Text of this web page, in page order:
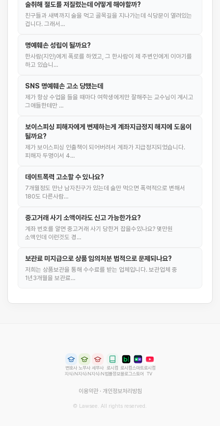
술취해 절도를 저질렀는데 어떻게 해야할까?
친구들과 새벽까지 술을 먹고 골목길을 지나가는데 식당문이 열려있는
겁니다. 그래서…
명예훼손 성립이 될까요?
한사람(지인)에게 폭로를 하였고, 그 한사람이 제 주변인에게 이야기를
하고 있습니…
SNS 명예훼손 고소 당했는데
제가 항상 수업을 들을 때마다 여학생에게만 잘해주는 교수님이 계시고
그애들한테만 …
보이스피싱 피해자에게 변제하는게 계좌지급정지 해지에 도움이
될까요?
제가 보이스피싱 인출책이 되어버려서 계좌가 지급정지되었습니다.
피해자 두명이서 4…
데이트폭력 고소할 수 있나요?
7개월정도 만난 남자친구가 있는데 술만 먹으면 폭력적으로 변해서
180도 다른사람…
중고거래 사기 소액이라도 신고 가능한가요?
계좌 번호를 알면 중고거래 사기 당한거 잡을수있나요? 몇만원
소액인데 이런것도 경…
보관료 미지급으로 상품 임의처분 법적으로 문제되나요?
저희는 상품보관을 통해 수수료를 받는 업체입니다. 보관업체 중
1년3개월을 보관료…
변호사
지식iN
노무사
지식iN
세무사
지식iN
로시컴
법률정보
로시컴
블로그
스마트
스토어
로시컴
TV
이용약관· 개인정보처리방침
© Lawsee. All rights reserved.